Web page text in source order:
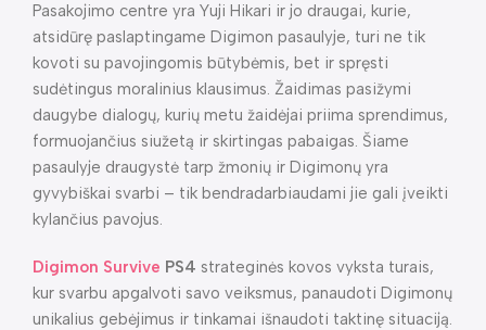
Pasakojimo centre yra Yuji Hikari ir jo draugai, kurie,
atsidūrę paslaptingame Digimon pasaulyje, turi ne tik
kovoti su pavojingomis būtybėmis, bet ir spręsti
sudėtingus moralinius klausimus. Žaidimas pasižymi
daugybe dialogų, kurių metu žaidėjai priima sprendimus,
formuojančius siužetą ir skirtingas pabaigas. Šiame
pasaulyje draugystė tarp žmonių ir Digimonų yra
gyvybiškai svarbi – tik bendradarbiaudami jie gali įveikti
kylančius pavojus.
Digimon Survive PS4 strateginės kovos vyksta turais,
kur svarbu apgalvoti savo veiksmus, panaudoti Digimonų
unikalius gebėjimus ir tinkamai išnaudoti taktinę situaciją.